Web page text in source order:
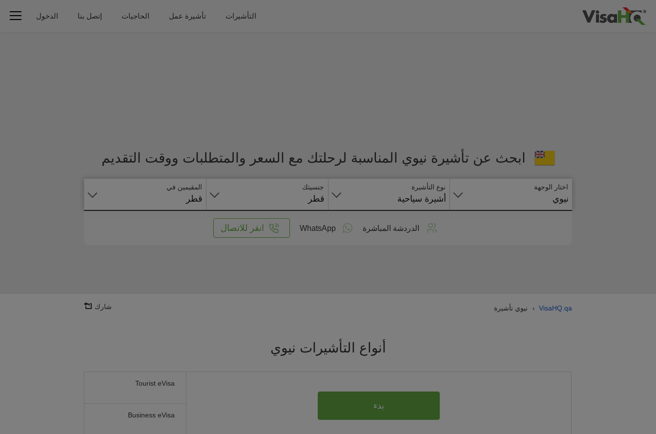
التأشيرات تأشيرة عمل الحاجيات إتصل بنا الدخول
ابحث عن تأشيرة نيوي المناسبة لرحلتك مع السعر والمتطلبات ووقت التقديم
اختار الوجهة
نيوي
نوع التأشيرة
أشيرة سياحية
جنسيتك
قطر
المقيمين في
قطر
الدردشة المباشرة WhatsApp انقر للاتصال
VisaHQ.qa
› نيوي تأشيرة شارك
أنواع التأشيرات نيوي
Tourist eVisa
Business eVisa
بدء